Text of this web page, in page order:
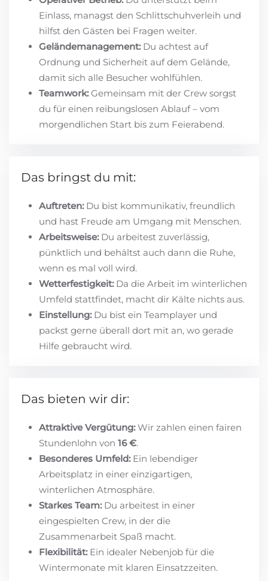
Einlass, managst den Schlittschuhverleih und
hilfst den Gästen bei Fragen weiter.
Geländemanagement:Du achtest auf
Ordnung und Sicherheit auf dem Gelände,
damit sich alle Besucher wohlfühlen.
Teamwork:Gemeinsam mit der Crew sorgst
du für einen reibungslosen Ablauf – vom
morgendlichen Start bis zum Feierabend.
Das bringst du mit:
Auftreten:Du bist kommunikativ, freundlich
und hast Freude am Umgang mit Menschen.
Arbeitsweise:Du arbeitest zuverlässig,
pünktlich und behältst auch dann die Ruhe,
wenn es mal voll wird.
Wetterfestigkeit:Da die Arbeit im winterlichen
Umfeld stattfindet, macht dir Kälte nichts aus.
Einstellung:Du bist ein Teamplayer und
packst gerne überall dort mit an, wo gerade
Hilfe gebraucht wird.
Das bieten wir dir:
Attraktive Vergütung:Wir zahlen einen fairen
Stundenlohn von 16 €.
Besonderes Umfeld:Ein lebendiger
Arbeitsplatz in einer einzigartigen,
winterlichen Atmosphäre.
Starkes Team:Du arbeitest in einer
eingespielten Crew, in der die
Zusammenarbeit Spaß macht.
Flexibilität:Ein idealer Nebenjob für die
Wintermonate mit klaren Einsatzzeiten.